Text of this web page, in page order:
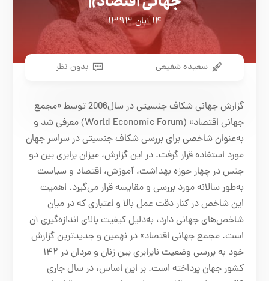
۱۴ آبان ۱۳۹۳
سعیده شفیعی بدون نظر
گزارش جهانی شکاف جنسیتی در سال2006 توسط «مجمع
جهانی اقتصاد» (World Economic Forum) معرفی شد و
به‌عنوان شاخصی برای بررسی شکاف جنسیتی در سراسر جهان
مورد استفاده قرار گرفت. در این گزارش، میزان برابری بین دو
جنس در چهار حوزه بهداشت، آموزش، اقتصاد و سیاست
به‌طور سالانه مورد بررسی و مقایسه قرار می‌گیرد. اهمیت
این شاخص در کنار دقت عمل بالا و اعتباری که در میان
شاخص‌های جهانی دارد، به‌دلیل کیفیت بالای اندازه‌گیری آن
است. مجمع جهانی اقتصاد» در نهمین و جدیدترین گزارش
خود به بررسی وضعیت نابرابری بین زنان و مردان در ۱۴۲
کشور جهان پرداخته است. بر این اساس، در سال جاری